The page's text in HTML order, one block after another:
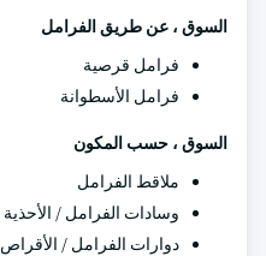
السوق ، عن طريق الفرامل
فرامل قرصية
فرامل الأسطوانة
السوق ، حسب المكون
ملاقط الفرامل
وسادات الفرامل / الأحذية
دوارات الفرامل / الأقراص